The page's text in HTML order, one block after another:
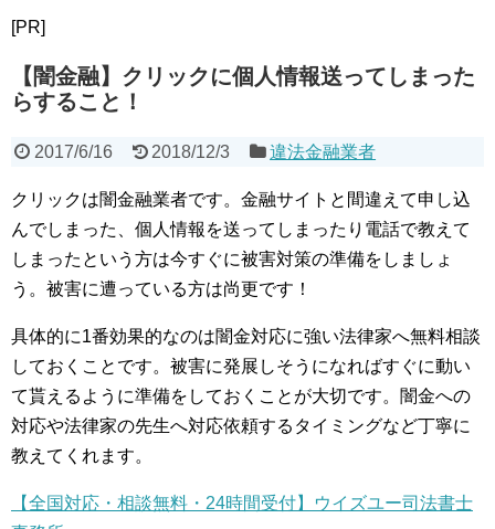
[PR]
【闇金融】クリックに個人情報送ってしまった
らすること！
2017/6/16 2018/12/3 違法金融業者
クリックは闇金融業者です。金融サイトと間違えて申し込
んでしまった、個人情報を送ってしまったり電話で教えて
しまったという方は今すぐに被害対策の準備をしましょ
う。被害に遭っている方は尚更です！
具体的に1番効果的なのは闇金対応に強い法律家へ無料相談
しておくことです。被害に発展しそうになればすぐに動い
て貰えるように準備をしておくことが大切です。闇金への
対応や法律家の先生へ対応依頼するタイミングなど丁寧に
教えてくれます。
【全国対応・相談無料・24時間受付】ウイズユー司法書士